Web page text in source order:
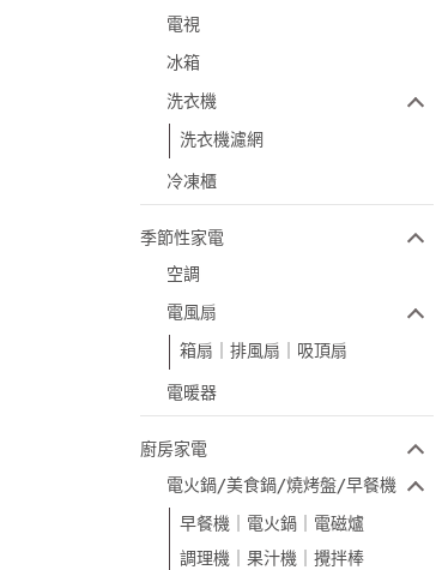
電視
冰箱
洗衣機
洗衣機濾網
冷凍櫃
季節性家電
空調
電風扇
箱扇｜排風扇｜吸頂扇
電暖器
廚房家電
電火鍋/美食鍋/燒烤盤/早餐機
早餐機｜電火鍋｜電磁爐
調理機｜果汁機｜攪拌棒